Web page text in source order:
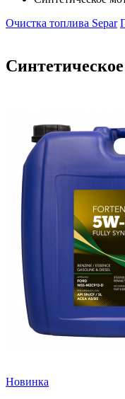
Очистка топлива Separ
Новинка